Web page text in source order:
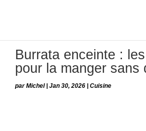
Burrata enceinte :
pour la manger sans
parMichel| Jan 30, 2026 Cuisine